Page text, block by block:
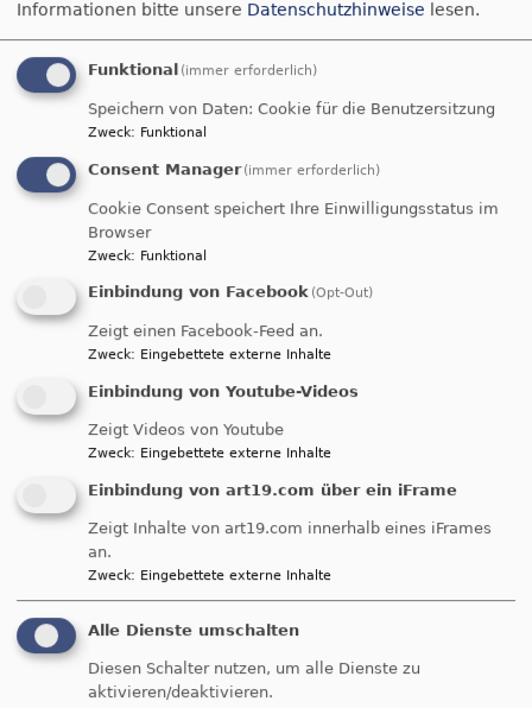
Nürnberger Bildhauer Stefan Schindler
Skulpturen im spätgotischen Kunstraum der
Stadtkirche Schwabach, die sich in einem
faszinierenden Zustand der Transformation
befinden.
Die Christus-Motive, eingewickelt in Tücher,
symbolisieren den Übergang von der Kreuzigung
zur Auferstehung. Aus ihren Köpfen wachsen
bereits „Fühler“, die nach etwas Höherem
streben. Wie der Phönix, der aus der Asche
aufersteht, befinden sich diese Werke in einer
Phase des Wandels.
Kokon verpuppt fühlt, aber sich bereits Fühler
ausstrecken, ist von besonderer Bedeutung. Der
Weg in eine heilsame und heilbringende
Zukukunft ist eingeschlagen, doch wir sind noch
auf dem Weg – noch nicht ganz angekommen,
noch in Entwicklung.
Stefan Schindler hat Holzbildhauerei in
Oberammergau gelernt, Bildhauerei an der AdBK
Nürnberg und an der Akademie der Schönen
Künste studiert. Seit 2011 freischaffender
Informationen bitte unsere Datenschutzhinweise lesen.
Funktional (immer erforderlich)
Speichern von Daten: Cookie für die Benutzersitzung
Zweck: Funktional
Consent Manager (immer erforderlich)
Cookie Consent speichert Ihre Einwilligungsstatus im
Browser
Zweck: Funktional
Einbindung von Facebook (Opt-Out)
Zeigt einen Facebook-Feed an.
Zweck: Eingebettete externe Inhalte
Einbindung von Youtube-Videos
Zeigt Videos von Youtube
Zweck: Eingebettete externe Inhalte
Einbindung von art19.com über ein iFrame
Zeigt Inhalte von art19.com innerhalb eines iFrames
an.
Zweck: Eingebettete externe Inhalte
Alle Dienste umschalten
Diesen Schalter nutzen, um alle Dienste zu
aktivieren/deaktivieren.